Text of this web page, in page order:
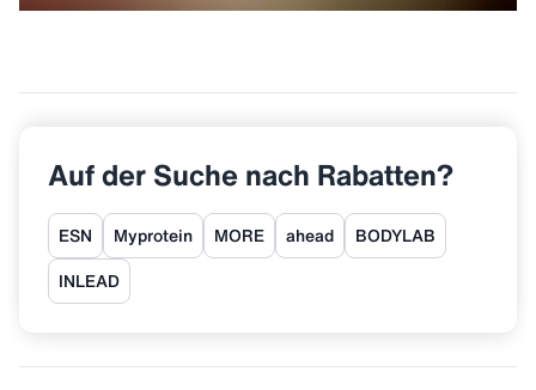
Auf der Suche nach Rabatten?
ESN Myprotein MORE ahead BODYLAB
INLEAD